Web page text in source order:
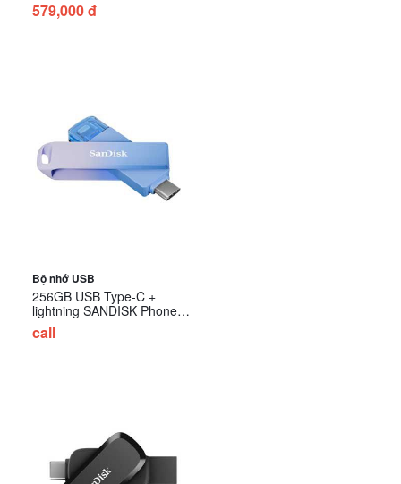
G46PO - Màu Tím
579,000 đ
Bộ nhớ USB
256GB USB Type-C +
lightning SANDISK Phone
Drive SDIXD0N-256G-
GN6TP - Purpleblue ombre
call